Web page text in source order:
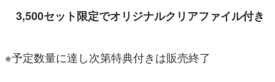
3,500セット限定でオリジナルクリアファイル付き
※予定数量に達し次第特典付きは販売終了